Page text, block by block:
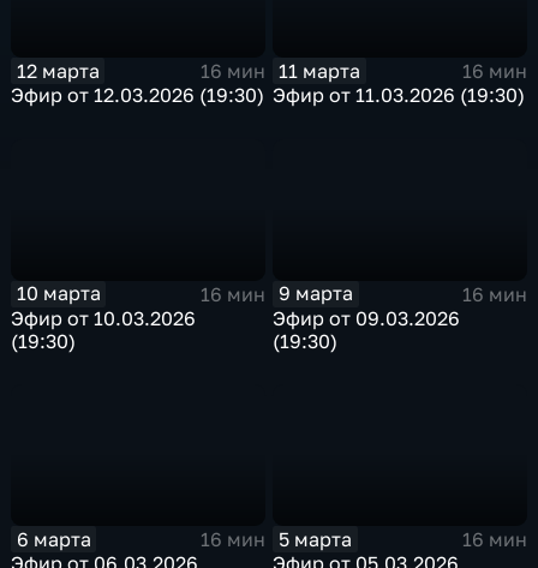
12 марта
16 мин
Эфир от 12.03.2026 (19:30)
11 марта
16 мин
Эфир от 11.03.2026 (19:30)
10 марта
16 мин
Эфир от 10.03.2026
(19:30)
9 марта
16 мин
Эфир от 09.03.2026
(19:30)
6 марта
16 мин
5 марта
16 мин